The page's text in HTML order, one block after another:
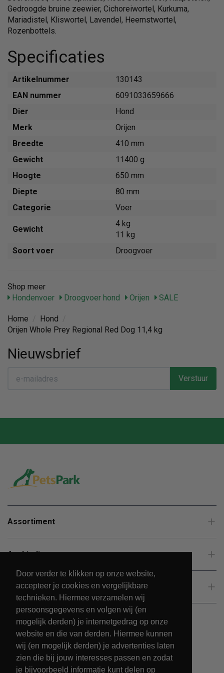
Door verder te klikken op onze website,
accepteer je cookies en vergelijkbare
technieken. Hiermee verzamelen wij
persoonsgegevens en volgen wij (en
mogelijk derden) je internetgedrag op onze
website en die van derden. Hiermee kunnen
wij (en mogelijk derden) je advertenties laten
zien die bij jouw interesses passen en zodat
je bijvoorbeeld informatie kunt delen op
Gedroogde bruine zeewier, Cichoreiwortel, Kurkuma,
Mariadistel, Kliswortel, Lavendel, Heemstwortel,
Rozenbottels.
Specificaties
Artikelnummer
130143
EAN nummer
6091033659666
Dier
Hond
Merk
Orijen
Breedte
410 mm
Gewicht
11400 g
Hoogte
650 mm
Diepte
80 mm
Categorie
Voer
Gewicht
4 kg
11 kg
Soort voer
Droogvoer
Shop meer
Hondenvoer
Droogvoer hond Orijen SALE
Home Hond
Orijen Whole Prey Regional Red Dog 11,4 kg
Nieuwsbrief
Verstuur
Assortiment
Aanbiedingen
Klantenservice